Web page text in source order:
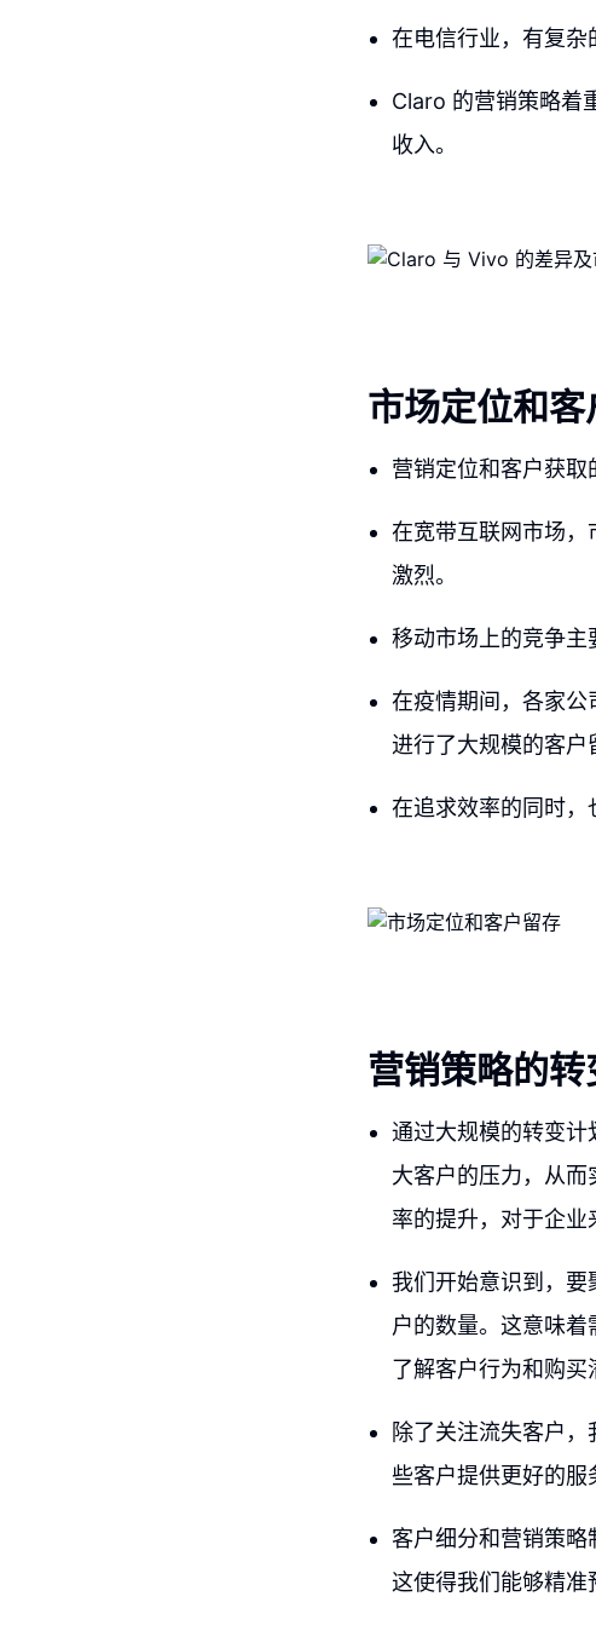
在电信行业，有复杂
Claro 的营销策略着
收入。
市场定位和客
营销定位和客户获取
在宽带互联网市场
激烈。
移动市场上的竞争主
在疫情期间，各家公
进行了大规模的客户
在追求效率的同时，
营销策略的转
通过大规模的转变
大客户的压力，从
率的提升，对于企业
我们开始意识到，
户的数量。这意味
了解客户行为和购买
除了关注流失客户
些客户提供更好的服
客户细分和营销策略
这使得我们能够精准